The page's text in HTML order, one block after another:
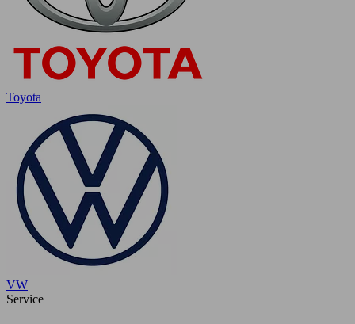
Toyota
VW
Service